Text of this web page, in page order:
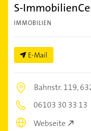
S-
IMMOBILIEN
E-Mail
Bahnstr. 119,
06103 30 33 13
Webseite